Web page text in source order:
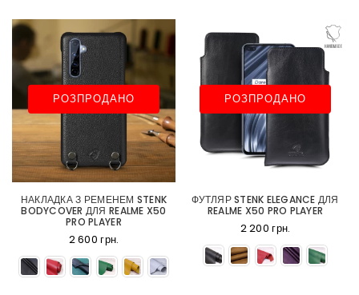
РОЗПРОДАНО
НАКЛАДКА З РЕМЕНЕМ STENK
BODYCOVER ДЛЯ REALME X50
PRO PLAYER
2 600 грн.
РОЗПРОДАНО
ФУТЛЯР STENK ELEGANCE ДЛЯ
REALME X50 PRO PLAYER
2 200 грн.